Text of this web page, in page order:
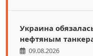
Украина
нефтяным
09.08.2026